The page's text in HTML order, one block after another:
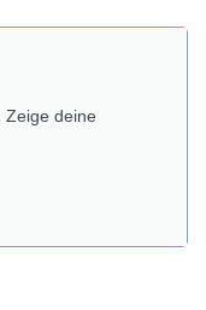
Zeige deine